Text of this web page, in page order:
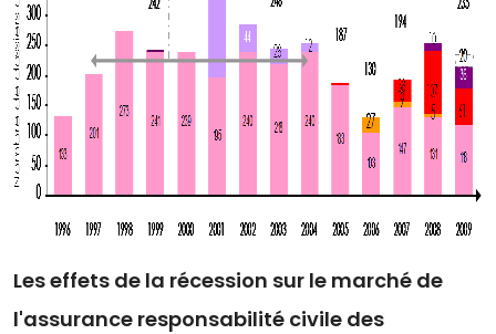
Les effets de la récession sur le marché de
l'assurance responsabilité civile des